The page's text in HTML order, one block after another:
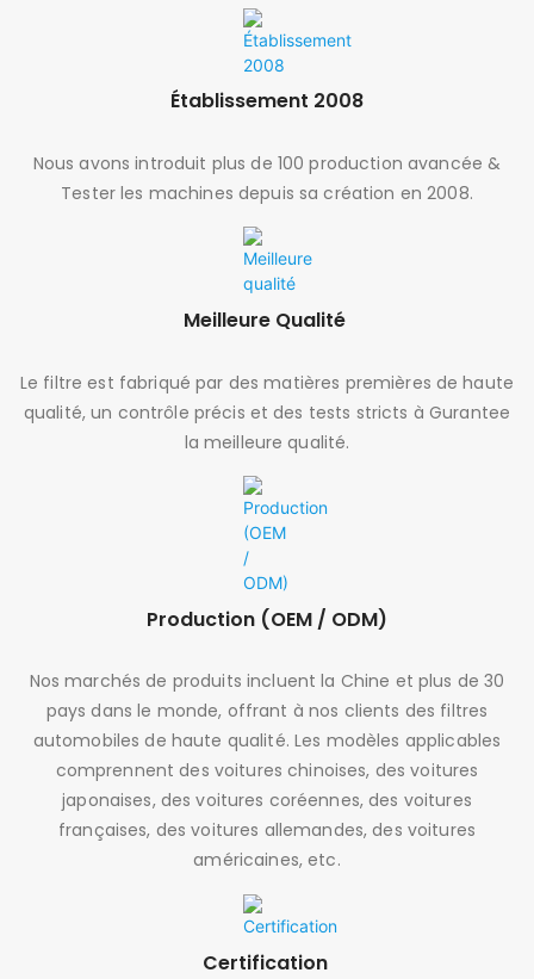
Établissement 2008
Nous avons introduit plus de 100 production avancée &
Tester les machines depuis sa création en 2008.
Meilleure Qualité
Le filtre est fabriqué par des matières premières de haute
qualité, un contrôle précis et des tests stricts à Gurantee
la meilleure qualité.
Production (OEM / ODM)
Nos marchés de produits incluent la Chine et plus de 30
pays dans le monde, offrant à nos clients des filtres
automobiles de haute qualité. Les modèles applicables
comprennent des voitures chinoises, des voitures
japonaises, des voitures coréennes, des voitures
françaises, des voitures allemandes, des voitures
américaines, etc.
Certification